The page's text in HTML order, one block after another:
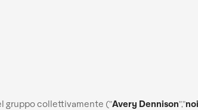
gruppo collettivamente ("Avery Dennison","noi